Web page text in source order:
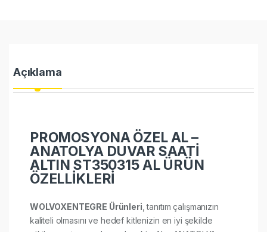
Açıklama
PROMOSYONA ÖZEL AL –
ANATOLYA DUVAR SAATİ
ALTIN ST350315 AL ÜRÜN
ÖZELLİKLERİ
WOLVOXENTEGRE Ürünleri , tanıtım çalışmanızın
kaliteli olmasını ve hedef kitlenizin en iyi şekilde